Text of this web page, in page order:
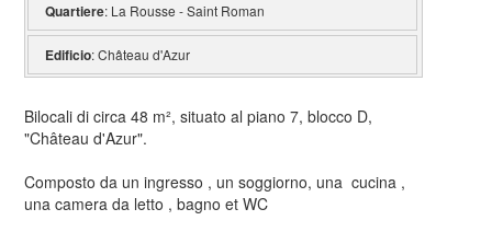
Quartiere: La Rousse - Saint Roman
Edificio: Château d'Azur
Bilocali di circa 48 m², situato al piano 7, blocco D,
"Château d'Azur".
Composto da un ingresso , un soggiorno, una cucina ,
una camera da letto , bagno et WC